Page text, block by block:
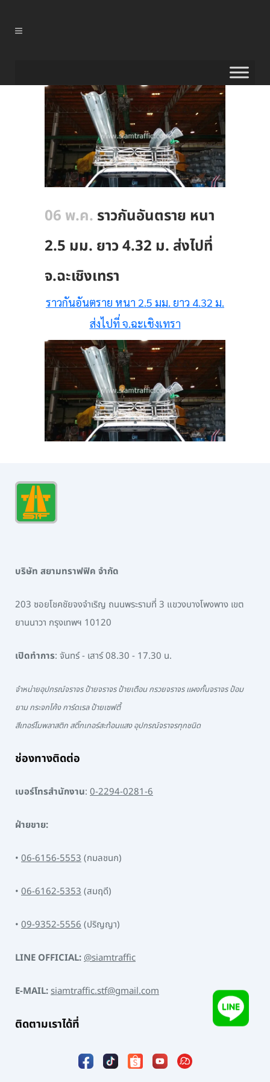
06 พ.ค. ราวกันอันตราย หนา
2.5 มม. ยาว 4.32 ม. ส่งไปที่
จ.ฉะเชิงเทรา
ราวกันอันตราย หนา 2.5 มม. ยาว 4.32 ม.
ส่งไปที่ จ.ฉะเชิงเทรา
บริษัท สยามทราฟฟิค จำกัด
203 ซอยโชคชัยจงจำเริญ ถนนพระรามที่ 3 แขวงบางโพงพาง เขต
ยานนาวา กรุงเทพฯ 10120
เปิดทำการ: จันทร์ - เสาร์ 08.30 - 17.30 น.
จำหน่ายอุปกรณ์จราจร ป้ายจราจร ป้ายเตือน กรวยจราจร แผงกั้นจราจร ป้อม
ยาม กระจกโค้ง การ์ดเรล ป้ายเซฟตี้
สีเทอร์โมพลาสติก สติ๊กเกอร์สะท้อนแสง อุปกรณ์จราจรทุกชนิด
ช่องทางติดต่อ
เบอร์โทรสำนักงาน: 0-2294-0281-6
ฝ่ายขาย:
• 06-6156-5553(กมลชนก)
• 06-6162-5353(สมฤดี)
• 09-9352-5556(ปริญญา)
LINE OFFICIAL:@siamtraffic
E-MAIL:siamtraffic.stf@gmail.com
ติดตามเราได้ที่